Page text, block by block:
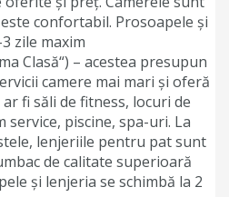
confortabil. Prosoapele și
zile maxim
Clasă“) – acestea presupun
camere mai mari și oferă
fi săli de fitness, locuri de
piscine, spa-uri. La
lenjeriile pentru pat sunt
de calitate superioară
și lenjeria se schimbă la 2